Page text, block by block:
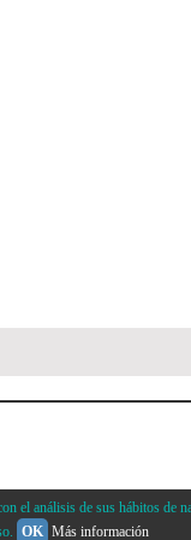
el análisis de sus hábitos de
OK Más información